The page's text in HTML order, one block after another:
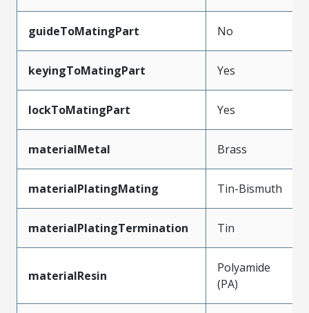
guideToMatingPart No
keyingToMatingPart Yes
lockToMatingPart Yes
materialMetal Brass
materialPlatingMating Tin-Bismuth
materialPlatingTermination Tin
materialResin
Polyamide
(PA)